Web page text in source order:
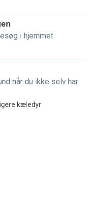
you want to take care
of pets.
i hjemmet
når du ikke selv har
kæledyr